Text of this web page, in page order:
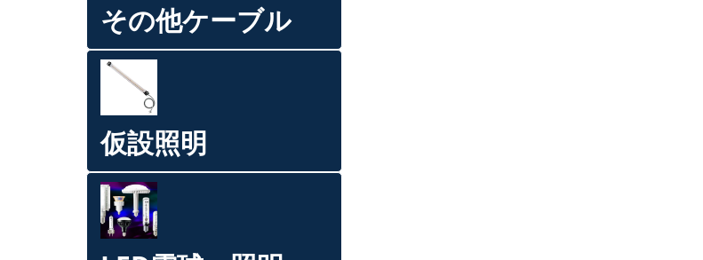
その他ケーブル
仮設照明